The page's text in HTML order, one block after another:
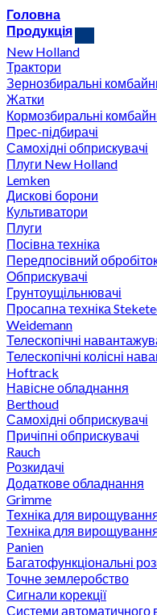
Головна
Продукція
New Holland
Трактори
Зернозбиральні
Жатки
Кормозбиральні
Прес-підбирачі
Самохідні обприскувачі
Плуги New Holland
Lemken
Дискові борони
Культиватори
Плуги
Посівна техніка
Передпосівний
Обприскувачі
Грунтоущільнювачі
Просапна техніка
Weidemann
Телескопічні
Телескопічні колісні
Hoftrack
Навісне обладнання
Berthoud
Самохідні обприскувачі
Причіпні обприскувачі
Rauch
Розкидачі
Додаткове обладнання
Grimme
Техніка для
Техніка для
Panien
Багатофункціональні
Точне землеробство
Сигнали корекції
Системи автоматичного